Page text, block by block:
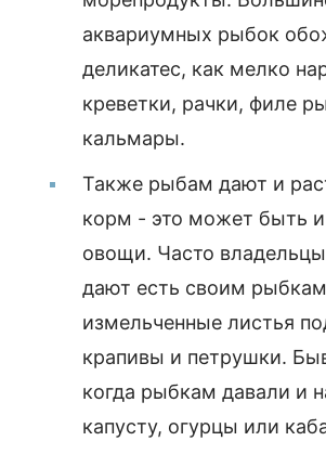
аквариумных рыбок
деликатес, как мелко
креветки, рачки, филе
кальмары.
Также рыбам дают и
корм - это может быть и
овощи. Часто
дают есть своим рыбкам
измельченные листья
крапивы и петрушки.
когда рыбкам давали и
капусту, огурцы или